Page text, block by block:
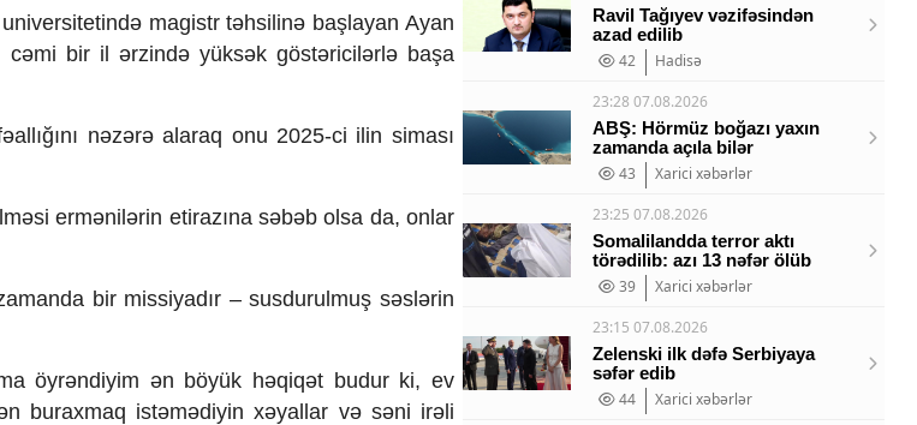
magistr təhsilinə başlayan Ayan
cəmi bir il ərzində yüksək göstəricilərlə başa
nəzərə alaraq onu 2025-ci ilin siması
ermənilərin etirazına səbəb olsa da, onlar
bir missiyadır – susdurulmuş səslərin
öyrəndiyim ən böyük həqiqət budur ki, ev
buraxmaq istəmədiyin xəyallar və səni irəli
Ravil Tağıyev vəzifəsindən
azad edilib
42
Hadisə
23:28 07.08.2026
ABŞ: Hörmüz boğazı yaxın
zamanda açıla bilər
43
Xarici xəbərlər
23:25 07.08.2026
Somalilandda terror aktı
törədilib: azı 13 nəfər ölüb
39
Xarici xəbərlər
23:15 07.08.2026
Zelenski ilk dəfə Serbiyaya
səfər edib
44
Xarici xəbərlər